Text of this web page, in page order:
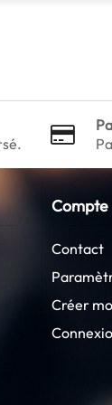
Compte
Contact
Créer